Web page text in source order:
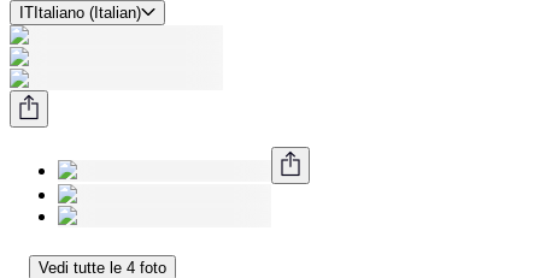
IT Italiano (Italian)
Vedi tutte le 4 foto